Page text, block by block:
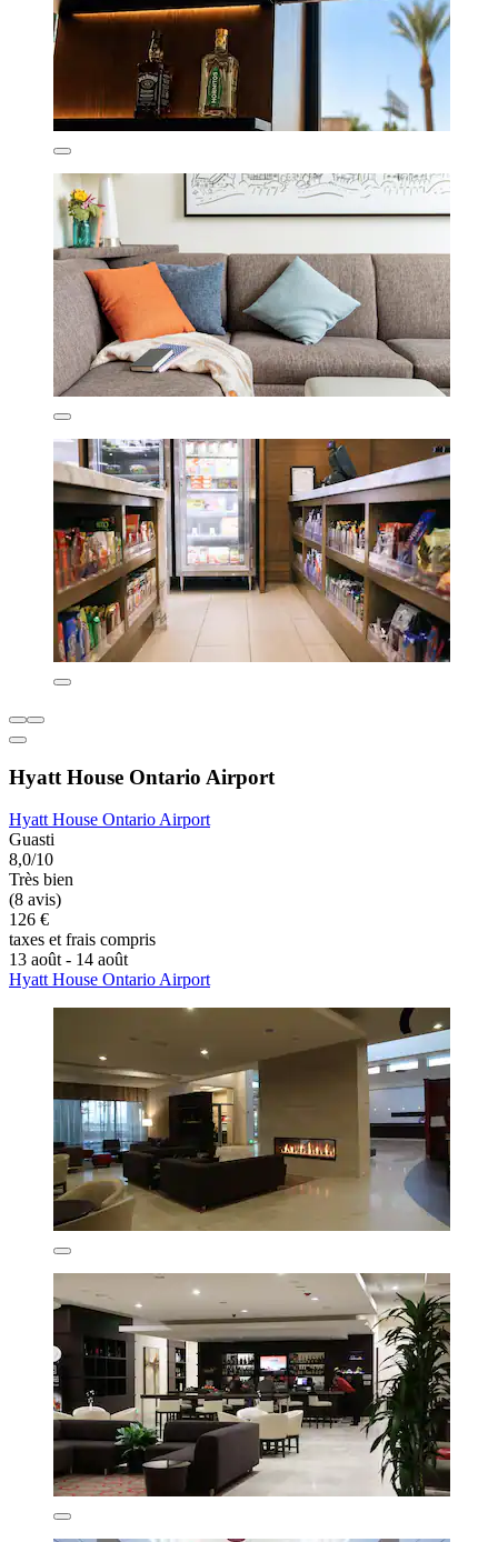
Hyatt House Ontario Airport
Hyatt House Ontario Airport
Guasti
8,0/10
Très bien
(8 avis)
126 €
taxes et frais compris
13 août - 14 août
Hyatt House Ontario Airport